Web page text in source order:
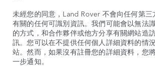
未經您的同意，Land Rover 不會向任何第三
有關的任何可識別資訊。我們可能會以無法
的方式，和合作夥伴或他方分享有關網站造
訊。您可以在不提供任何個人詳細資料的情
站。然而，如果沒有註冊您的詳細資料，您
一步通知。